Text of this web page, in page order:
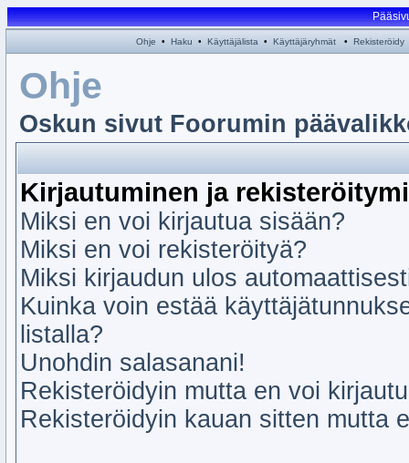
Ohje • Haku • Käyttäjälista • Käyttäjäryhmät• Rekisteröidy
Ohje
Oskun sivut Foorumin
Kirjautuminen ja
Miksi en voi kirjautua sisään?
Miksi en voi rekisteröityä?
Miksi kirjaudun ulos
Kuinka voin estää
listalla?
Unohdin salasanani!
Rekisteröidyin mutta en voi
Rekisteröidyin kauan sitten mutta